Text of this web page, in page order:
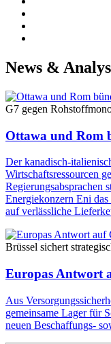
News &
G7 gegen
Ottawa und Rom
Der kanadisch-
Wirtschaftsressourcen
Regierungsabsprachen
Energiekonzern Eni
auf verlässliche
Brüssel sichert
Europas Antwort
Aus
gemeinsame Lager für
neuen Beschaffungs-